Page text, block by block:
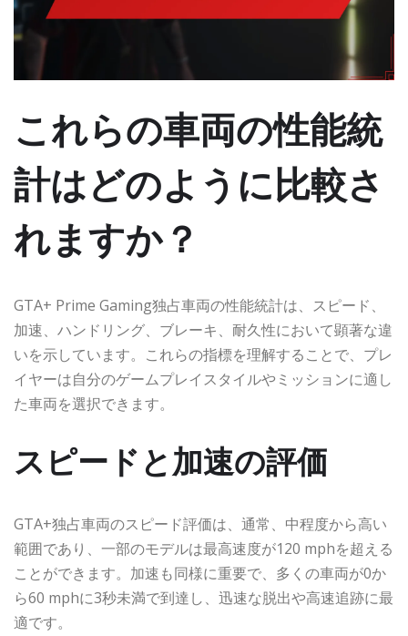
これらの車両の性能統
計はどのように比較さ
れますか？
GTA+ Prime Gaming独占車両の性能統計は、スピード、
加速、ハンドリング、ブレーキ、耐久性において顕著な違
いを示しています。これらの指標を理解することで、プレ
イヤーは自分のゲームプレイスタイルやミッションに適し
た車両を選択できます。
スピードと加速の評価
GTA+独占車両のスピード評価は、通常、中程度から高い
範囲であり、一部のモデルは最高速度が120 mphを超える
ことができます。加速も同様に重要で、多くの車両が0か
ら60 mphに3秒未満で到達し、迅速な脱出や高速追跡に最
適です。